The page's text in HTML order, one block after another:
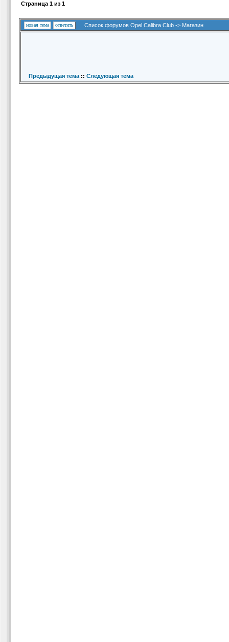
Страница 1из 1
новая тема ответить Список форумов Opel Calibra Club-> Магазин
Предыдущая тема:: Следующая тема